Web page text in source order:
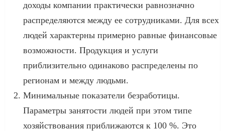
доходы компании практически равнозначно
распределяются между ее сотрудниками. Для всех
людей характерны примерно равные финансовые
возможности. Продукция и услуги
приблизительно одинаково распределены по
регионам и между людьми.
Минимальные показатели безработицы.
Параметры занятости людей при этом типе
хозяйствования приближаются к 100 %. Это